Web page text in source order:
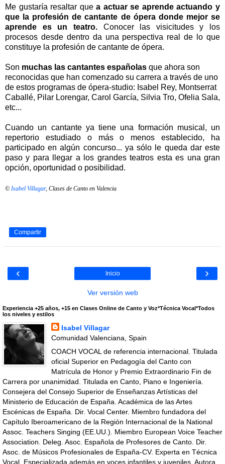
Me gustaría resaltar quea actuar se aprende actuando y
que la profesión de cantante de ópera donde mejor se
aprende es un teatro. Conocer las visicitudes y los
procesos desde dentro da una perspectiva real de lo que
constituye la profesión de cantante de ópera.
Son muchas las cantantes españolas que ahora son
reconocidas que han comenzado su carrera a través de uno
de estos programas de ópera-studio: Isabel Rey, Montserrat
Caballé, Pilar Lorengar, Carol García, Silvia Tro, Ofelia Sala,
etc...
Cuando un cantante ya tiene una formación musical, un
repertorio estudiado o más o menos establecido, ha
participado en algún concurso... ya sólo le queda dar este
paso y para llegar a los grandes teatros esta es una gran
opción, oportunidad o posibilidad.
© Isabel Villagar, Clases de Canto en Valencia
Compartir
‹ ›
Inicio
Ver versión web
Experiencia +25 años, +15 en Clases Online de Canto y Voz*Técnica Vocal*Todos
los niveles y estilos
Isabel Villagar
Comunidad Valenciana, Spain
COACH VOCAL de referencia internacional. Titulada
oficial Superior en Pedagogía del Canto con
Matrícula de Honor y Premio Extraordinario Fin de
Carrera por unanimidad. Titulada en Canto, Piano e Ingeniería.
Consejera del Consejo Superior de Enseñanzas Artísticas del
Ministerio de Educación de España. Académica de las Artes
Escénicas de España. Dir. Vocal Center. Miembro fundadora del
Capítulo Iberoamericano de la Región Internacional de la National
Assoc. Teachers Singing (EE.UU.). Miembro European Voice Teacher
Association. Deleg. Asoc. Española de Profesores de Canto. Dir.
Asoc. de Músicos Profesionales de España-CV. Experta en Técnica
Vocal. Especializada además en voces infantiles y juveniles. Autora